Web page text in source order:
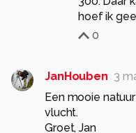
hoef ik
0
JanHouben 3
Een mooie
vlucht.
Groet, Jan